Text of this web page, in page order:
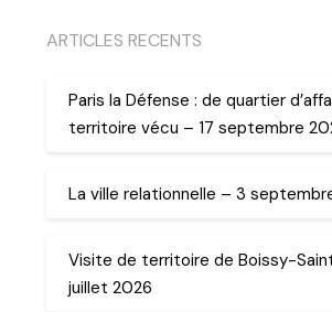
ARTICLES RECENTS
Paris la Défense : de quartier
territoire vécu – 17 septembre
La ville relationnelle – 3
Visite de territoire de Boissy-
juillet 2026